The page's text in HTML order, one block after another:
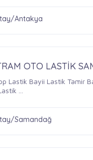
Antakya
OTO LASTİK
Lastik Bayii Lastik Tamir
...
Samandağ